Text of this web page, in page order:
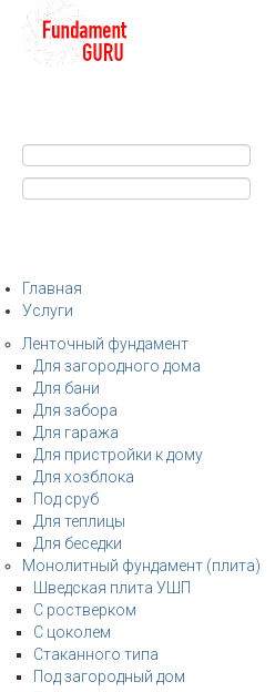
Главная
Услуги
Ленточный фундамент
Для загородного дома
Для бани
Для забора
Для гаража
Для пристройки к дому
Для хозблока
Под сруб
Для теплицы
Для беседки
Монолитный фундамент (плита)
Шведская плита УШП
С ростверком
С цоколем
Стаканного типа
Под загородный дом